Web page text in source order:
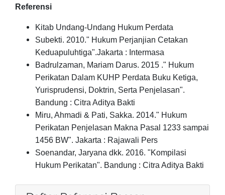
Referensi
Kitab Undang-Undang Hukum Perdata
Subekti. 2010." Hukum Perjanjian Cetakan
Keduapuluhtiga".Jakarta : Intermasa
Badrulzaman, Mariam Darus. 2015 ." Hukum
Perikatan Dalam KUHP Perdata Buku Ketiga,
Yurisprudensi, Doktrin, Serta Penjelasan".
Bandung : Citra Aditya Bakti
Miru, Ahmadi & Pati, Sakka. 2014." Hukum
Perikatan Penjelasan Makna Pasal 1233 sampai
1456 BW". Jakarta : Rajawali Pers
Soenandar, Jaryana dkk. 2016. "Kompilasi
Hukum Perikatan". Bandung : Citra Aditya Bakti